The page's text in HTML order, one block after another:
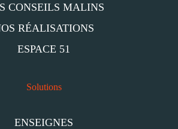
CONSEILS MALINS
RÉALISATIONS
ESPACE 51
Solutions
ENSEIGNES